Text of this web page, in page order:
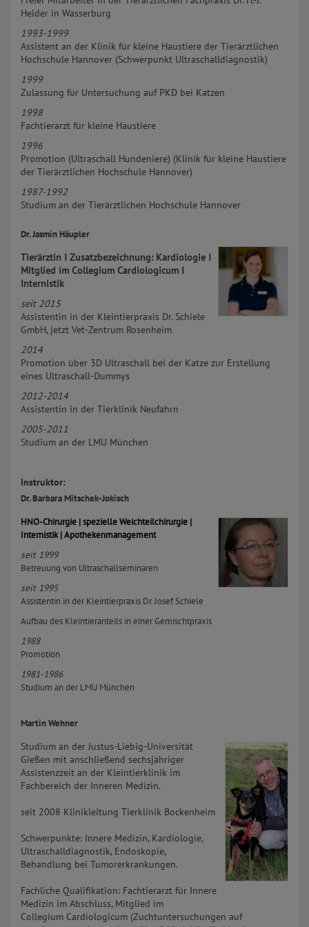
Heider in Wasserburg
1993-1999
Assistent an der Klinik für kleine Haustiere der Tierärztlichen
Hochschule Hannover (Schwerpunkt Ultraschalldiagnostik)
1999
Zulassung für Untersuchung auf PKD bei Katzen
1998
Fachtierarzt für kleine Haustiere
1996
Promotion (Ultraschall Hundeniere) (Klinik für kleine Haustiere
der Tierärztlichen Hochschule Hannover)
1987-1992
Studium an der Tierärztlichen Hochschule Hannover
Dr. Jasmin Häupler
Tierärztin I Zusatzbezeichnung: Kardiologie I
Mitglied im Collegium Cardiologicum I
Internistik
seit 2015
Assistentin in der Kleintierpraxis Dr. Schiele
GmbH, jetzt Vet-Zentrum Rosenheim
2014
Promotion über 3D Ultraschall bei der Katze zur Erstellung
eines Ultraschall-Dummys
2012-2014
Assistentin in der Tierklinik Neufahrn
2005-2011
Studium an der LMU München
Instruktor:
Dr. Barbara Mitschek-Jokisch
HNO-Chirurgie | spezielle Weichteilchirurgie |
Internistik | Apothekenmanagement
seit 1999
Betreuung von Ultraschallseminaren
seit 1995
Assistentin in der Kleintierpraxis Dr. Josef Schiele
Aufbau des Kleintieranteils in einer Gemischtpraxis
1988
Promotion
1981-1986
Studium an der LMU München
Martin Wehner
Studium an der Justus-Liebig-Universität
Gießen mit anschließend sechsjähriger
Assistenzzeit an der Kleintierklinik im
Fachbereich der Inneren Medizin.
seit 2008 Klinikleitung Tierklinik Bockenheim
Schwerpunkte: Innere Medizin, Kardiologie,
Ultraschalldiagnostik, Endoskopie,
Behandlung bei Tumorerkrankungen.
Fachliche Qualifikation: Fachtierarzt für Innere
Medizin im Abschluss, Mitglied im
Collegium Cardiologicum (Zuchtuntersuchungen auf